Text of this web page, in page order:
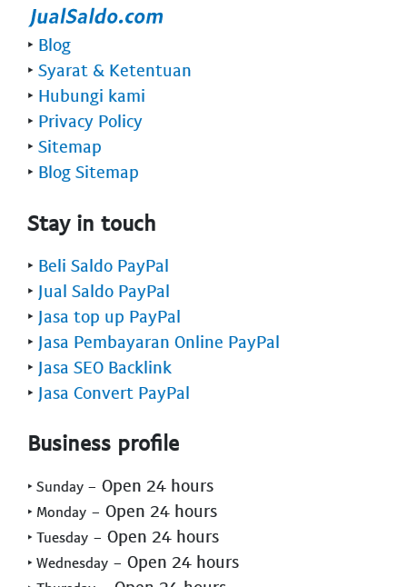
‣ Blog
‣ Syarat & Ketentuan
‣ Hubungi kami
‣ Privacy Policy
‣ Sitemap
‣ Blog Sitemap
Stay in touch
‣ Beli Saldo PayPal
‣ Jual Saldo PayPal
‣ Jasa top up PayPal
‣ Jasa Pembayaran Online PayPal
‣ Jasa SEO Backlink
‣ Jasa Convert PayPal
Business profile
‣ Sunday - Open 24 hours
‣ Monday - Open 24 hours
‣ Tuesday - Open 24 hours
‣ Wednesday - Open 24 hours